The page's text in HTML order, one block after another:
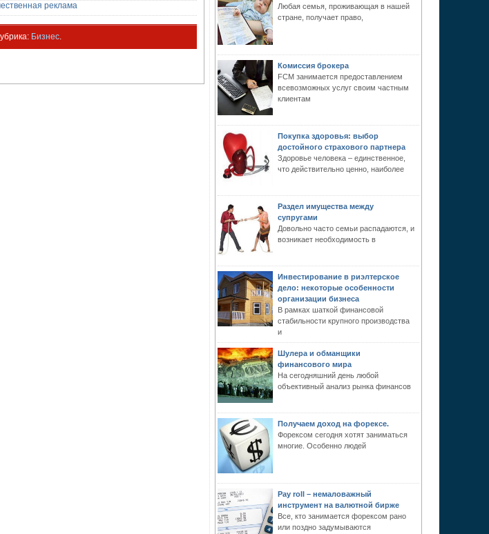
реклама
Бизнес.
Любая семья, проживающая в нашей
стране, получает право,
Комиссия брокера
FCM занимается предоставлением
всевозможных услуг своим частным
клиентам
Покупка здоровья: выбор
достойного страхового партнера
Здоровье человека – единственное,
что действительно ценно, наиболее
Раздел имущества между
супругами
Довольно часто семьи распадаются, и
возникает необходимость в
Инвестирование в риэлтерское
дело: некоторые особенности
организации бизнеса
В рамках шаткой финансовой
стабильности крупного производства
и
Шулера и обманщики
финансового мира
На сегодняшний день любой
объективный анализ рынка финансов
Получаем доход на форексе.
Форексом сегодня хотят заниматься
многие. Особенно людей
Pay roll – немаловажный
инструмент на валютной бирже
Все, кто занимается форексом рано
или поздно задумываются